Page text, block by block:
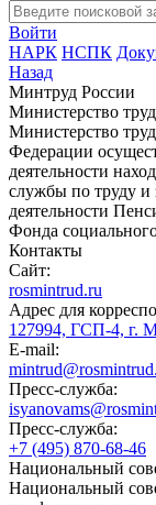
Войти
НАРК НСПК
Назад
Минтруд России
Министерство
Министерство
Федерации
деятельности
службы по труду и
деятельности
Фонда
Контакты
Сайт:
rosmintrud.ru
Адрес для
127994, ГСП-4, г.
E-mail:
Пресс-служба:
Пресс-служба:
+7 (495) 870-68-46
Национальный
Национальный